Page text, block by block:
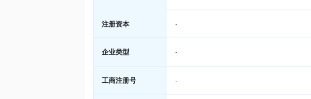
注册资本 -
企业类型 -
工商注册号 -